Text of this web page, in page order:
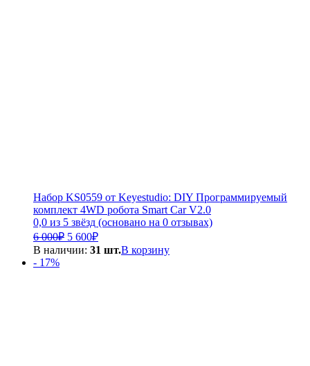
Набор KS0559 от Keyestudio: DIY Программируемый
комплект 4WD робота Smart Car V2.0
0,0 из 5 звёзд (основано на 0 отзывах)
6 000₽ Первоначальная
цена
5 600₽Текущая
цена:
В наличии: 31 шт.В корзину
- 17%